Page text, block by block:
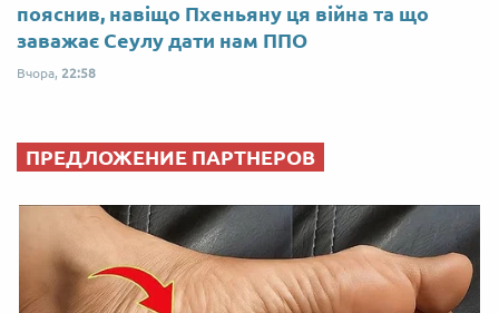
пояснив, навіщо Пхеньяну ця війна та що
заважає Сеулу дати нам ППО
Вчора, 22:58
ПРЕДЛОЖЕНИЕ ПАРТНЕРОВ